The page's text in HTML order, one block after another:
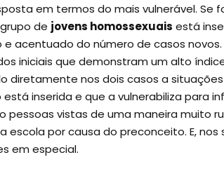
em termos do mais vulnerável.
de jovens homossexuais está
acentuado do número de casos
iniciais que demonstram um alto
diretamente nos dois casos a
inserida e que a vulnerabiliza para
pessoas vistas de uma maneira muito
por causa do preconceito. E, nos
em especial.